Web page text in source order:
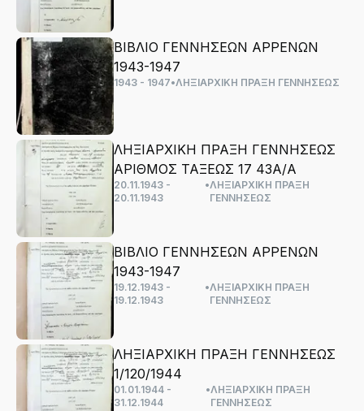
ΒΙΒΛΙΟ ΓΕΝΝΗΣΕΩΝ ΑΡΡΕΝΩΝ
1943-1947
1943 - 1947•ΛΗΞΙΑΡΧΙΚΗ ΠΡΑΞΗ ΓΕΝΝΗΣΕΩΣ
ΛΗΞΙΑΡΧΙΚΗ ΠΡΑΞΗ ΓΕΝΝΗΣΕΩΣ
ΑΡΙΘΜΟΣ ΤΑΞΕΩΣ 17 43Α/Α
20.11.1943 -
20.11.1943
•ΛΗΞΙΑΡΧΙΚΗ ΠΡΑΞΗ
ΓΕΝΝΗΣΕΩΣ
ΒΙΒΛΙΟ ΓΕΝΝΗΣΕΩΝ ΑΡΡΕΝΩΝ
1943-1947
19.12.1943 -
19.12.1943
•ΛΗΞΙΑΡΧΙΚΗ ΠΡΑΞΗ
ΓΕΝΝΗΣΕΩΣ
ΛΗΞΙΑΡΧΙΚΗ ΠΡΑΞΗ ΓΕΝΝΗΣΕΩΣ
1/120/1944
01.01.1944 -
31.12.1944
•ΛΗΞΙΑΡΧΙΚΗ ΠΡΑΞΗ
ΓΕΝΝΗΣΕΩΣ